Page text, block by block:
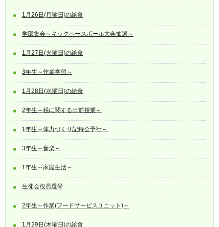
1月26日(月曜日)の給食
学部集会～キックベースボール大会抽選～
1月27日(火曜日)の給食
3年生～作業学習～
1月28日(水曜日)の給食
2年生～税に関する出前授業～
1年生～体力づくり記録会予行～
3年生～音楽～
1年生～家庭生活～
生徒会役員選挙
2年生～作業(フードサービスユニット)～
1月29日(木曜日)の給食